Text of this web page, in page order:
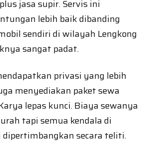
jasa supir. Servis ini
lebih baik dibanding
sendiri di wilayah Lengkong
sangat padat.
privasi yang lebih
menyediakan paket sewa
lepas kunci. Biaya sewanya
tapi semua kendala di
secara teliti.